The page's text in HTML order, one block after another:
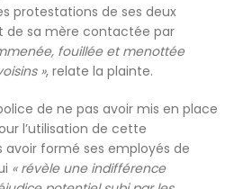
protestations de ses deux
de sa mère contactée par
fouillée et menottée
», relate la plainte.
de ne pas avoir mis en place
l’utilisation de cette
formé ses employés de
« révèle une indifférence